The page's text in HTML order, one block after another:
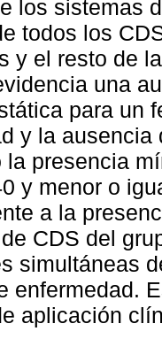
los sistemas
todos los
y el resto de
una
para un
y la
la presencia
y menor o
a la
CDS del
simultáneas
enfermedad.
aplicación